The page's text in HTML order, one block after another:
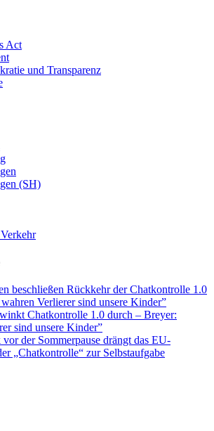
Act
und Transparenz
(SH)
beschließen Rückkehr der Chatkontrolle 1.0
Verlierer sind unsere Kinder”
Chatkontrolle 1.0 durch – Breyer:
sind unsere Kinder”
der Sommerpause drängt das EU-
„Chatkontrolle“ zur Selbstaufgabe